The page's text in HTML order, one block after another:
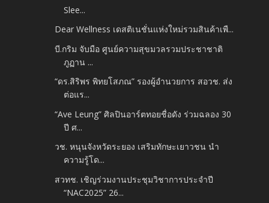
Slee...
Dear Wellness​ เดสติเนชั่นแห่งใหม่รวมสินค้าเพื...
บี.กริม จับมือ ศูนย์ความสุขมวลรวมประชาชาติ
ภูฏาน ...
“ดร.สิริพร พิทยโสภณ” รองผู้อำนวยการ สอวช. ส่ง
ต่อแร...
“Ave Leung” ศิลปินอาร์ตทอยชื่อดัง ร่วมฉลอง 30
ปี ศ...
วช. หนุนจังหวัดระยอง เสริมทักษะเยาวชน​ นำ
ความรู้โด...
สวทช. เชิญร่วมงานประชุมวิชาการประจำปี
“NAC2025” 26...